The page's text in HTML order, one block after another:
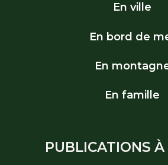
En ville
En bord de
En
En famille
PUBLICATIONS